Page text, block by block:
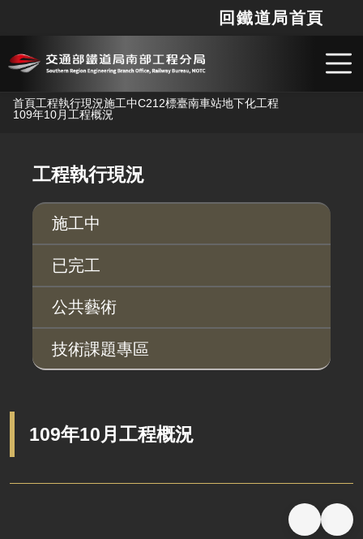
跳到主要內容
回鐵道局首頁
首頁工程執行現況施工中C212標臺南車站地下化工程
109年10月工程概況
工程執行現況
施工中
已完工
公共藝術
技術課題專區
109年10月工程概況